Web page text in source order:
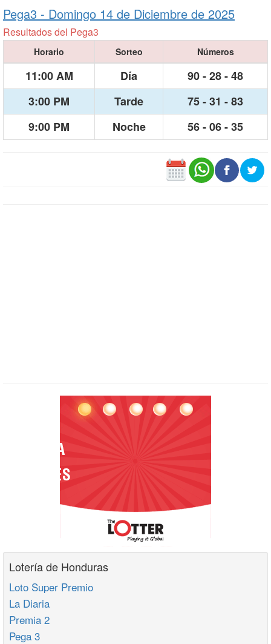
Pega3 - Domingo 14 de Diciembre de 2025
Resultados del Pega3
Horario Sorteo Números
11:00 AM Día
90 - 28 - 48
3:00 PM
Tarde
75 - 31 - 83
9:00 PM
Noche 56 - 06 - 35
Lotería de Honduras
Loto Super Premio
La Diaria
Premia 2
Pega 3